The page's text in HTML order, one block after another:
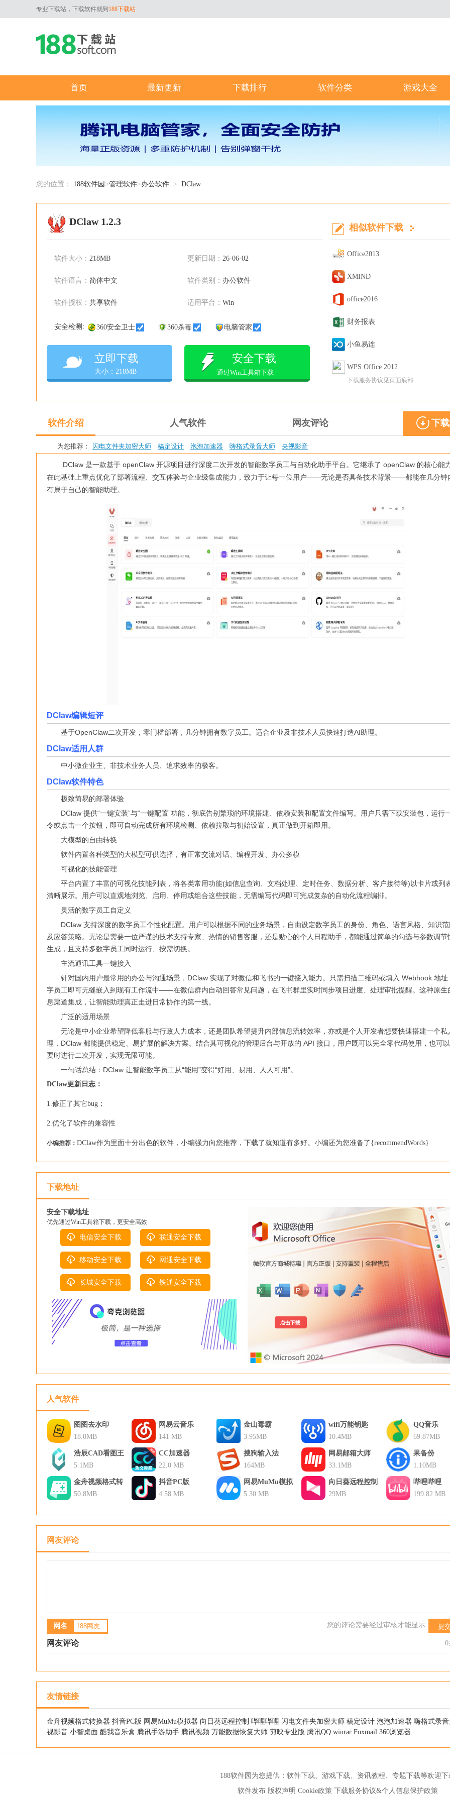
专业下载站，下载软件就到 188下载站
首页 最新更新 下载排行 软件分类 游戏大全
您的位置： 188软件园 >管理软件>办公软件 > DClaw
DClaw 1.2.3
软件大小： 218MB 更新日期： 26-06-02
软件语言： 简体中文 软件类别： 办公软件
软件授权： 共享软件 适用平台： Win
安全检测: 360安全卫士 360杀毒 电脑管家
立即下载
大小：218MB
安全下载
通过Win工具箱下载
相似软件下载
Office2013
XMIND
office2016
财务报表
小鱼易连
WPS Office 2012
下载服务协议见页面底部
软件介绍 人气软件 网友评论 下
为您推荐： 闪电文件夹加密大师 稿定设计 泡泡加速器 嗨格式录音大师 央视影音
DClaw 是一款基于 openClaw 开源项目进行深度二次开发的智能数字员工与自动化助手平台。它继承了 openClaw 的核心能
在此基础上重点优化了部署流程、交互体验与企业级集成能力，致力于让每一位用户——无论是否具备技术背景——都能在几分钟
有属于自己的智能助理。
DClaw编辑短评
基于OpenClaw二次开发，零门槛部署，几分钟拥有数字员工。适合企业及非技术人员快速打造AI助理。
DClaw适用人群
中小微企业主、非技术业务人员、追求效率的极客。
DClaw软件特色
极致简易的部署体验
DClaw 提供“一键安装”与“一键配置”功能，彻底告别繁琐的环境搭建、依赖安装和配置文件编写。用户只需下载安装包，运行
令或点击一个按钮，即可自动完成所有环境检测、依赖拉取与初始设置，真正做到开箱即用。
大模型的自由转换
软件内置各种类型的大模型可供选择，有正常交流对话、编程开发、办公多模
可视化的技能管理
平台内置了丰富的可视化技能列表，将各类常用功能(如信息查询、文档处理、定时任务、数据分析、客户接待等)以卡片或列
清晰展示。用户可以直观地浏览、启用、停用或组合这些技能，无需编写代码即可完成复杂的自动化流程编排。
灵活的数字员工自定义
DClaw 支持深度的数字员工个性化配置。用户可以根据不同的业务场景，自由设定数字员工的身份、角色、语言风格、知识
及应答策略。无论是需要一位严谨的技术支持专家、热情的销售客服，还是贴心的个人日程助手，都能通过简单的勾选与参数调节
生成，且支持多数字员工同时运行、按需切换。
主流通讯工具一键接入
针对国内用户最常用的办公与沟通场景，DClaw 实现了对微信和飞书的一键接入能力。只需扫描二维码或填入 Webhook 地址
字员工即可无缝嵌入到现有工作流中——在微信群内自动回答常见问题，在飞书群里实时同步项目进度、处理审批提醒。这种原生
息渠道集成，让智能助理真正走进日常协作的第一线。
广泛的适用场景
无论是中小企业希望降低客服与行政人力成本，还是团队希望提升内部信息流转效率，亦或是个人开发者想要快速搭建一个私
理，DClaw 都能提供稳定、易扩展的解决方案。结合其可视化的管理后台与开放的 API 接口，用户既可以完全零代码使用，也可
要时进行二次开发，实现无限可能。
一句话总结：DClaw 让智能数字员工从“能用”变得“好用、易用、人人可用”。
DClaw更新日志：
1.修正了其它bug；
2.优化了软件的兼容性
小编推荐： DClaw作为里面十分出色的软件，小编强力向您推荐，下载了就知道有多好。小编还为您准备了{recommendWords}
下载地址
安全下载地址
优先通过Win工具箱下载，更安全高效
电信安全下载 联通安全下载
移动安全下载 网通安全下载
长城安全下载 铁通安全下载
人气软件
图图去水印
18.0MB
网易云音乐
141 MB
金山毒霸
3.95MB
wifi万能钥匙
10.4MB
QQ音乐
69.87MB
浩辰CAD看图王
5.1MB
CC加速器
22.0 MB
搜狗输入法
164MB
网易邮箱大师
33.1MB
果备份
1.10MB
金舟视频格式转
换器
50.8MB
抖音PC版
4.58 MB
网易MuMu模拟
器
5.30 MB
向日葵远程控制
29MB
哔哩哔哩
199.82 MB
网友评论
提
您的评论需要经过审核才能显示
网名
0
网友评论
友情链接
金舟视频格式转换器 抖音PC版 网易MuMu模拟器 向日葵远程控制 哔哩哔哩 闪电文件夹加密大师 稿定设计 泡泡加速器 嗨格式录
视影音 小智桌面 酷我音乐盒 腾讯手游助手 腾讯视频 万能数据恢复大师 剪映专业版 腾讯QQ winrar Foxmail 360浏览器
188软件园为您提供： 软件下载、 游戏下载、 资讯教程、 专题下载等欢迎下
软件发布 版权声明 Cookie政策 下载服务协议&个人信息保护政策